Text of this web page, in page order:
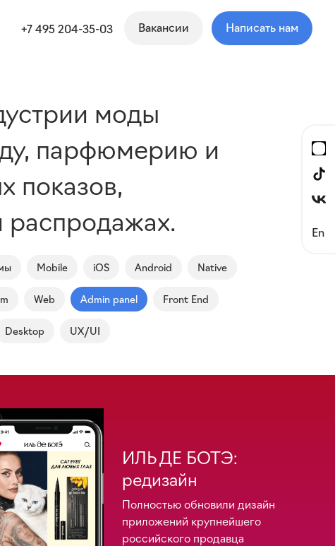
+7 495 204-35-03 Вакансии Написать нам
En
моды
парфюмерию и
показов,
распродажах.
Mobile iOS Android Native
Web Admin panel Front End
Desktop UX/UI
ИЛЬ ДЕ БОТЭ:
редизайн
Полностью обновили дизайн
приложений крупнейшего
российского продавца